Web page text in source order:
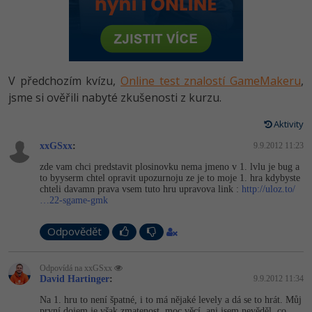
HTML5, CSS3, Bootstrap, SEO
SQL a databáze
Testování a verzování
Spring
ASP.NET MVC
Best practices
JavaScript
Python
MySQL/MariaDB
MS-SQL
Vývojář mobilních aplikací
Specialista na AI a bigdata
C# Game developer
Webdesigner
Systémový administrátor
Grafik / UX/UI návrhář
3D grafik
Projektový manažer
Databázový analytik
Python -80%
JavaScript -80%
PHP
-80%
Swift
Kotlin -80%
C -80%
VB.NET
SQL
Návrh SW -80%
V předchozím kvízu, Online test znalostí GameMakeru,
jsme si ověřili nabyté zkušenosti z kurzu.
Aktivity
xxGSxx: 9.9.2012 11:23
zde vam chci predstavit plosinovku nema jmeno v 1. lvlu je bug a
to byyserm chtel opravit upozurnoju ze je to moje 1. hra kdybyste
chteli davamn prava vsem tuto hru upravova link : http://uloz.to/
…22-sgame-gmk
Odpovědět
Odpovídá na xxGSxx
David Hartinger: 9.9.2012 11:34
Na 1. hru to není špatné, i to má nějaké levely a dá se to hrát. Můj